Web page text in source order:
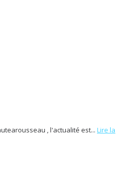
, l'actualité est... Lire la